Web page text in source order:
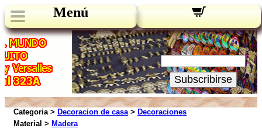
Menú
Novedades:
Su Email:
Subscribirse
Categoria > Decoracion de casa> Decoraciones
Material > Madera